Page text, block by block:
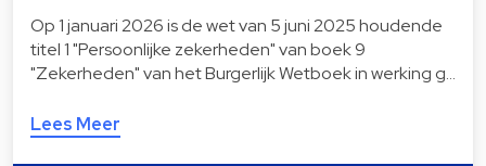
Op 1 januari 2026 is de wet van 5 juni 2025 houdende
titel 1 "Persoonlijke zekerheden" van boek 9
"Zekerheden" van het Burgerlijk Wetboek in werking g…
Lees Meer